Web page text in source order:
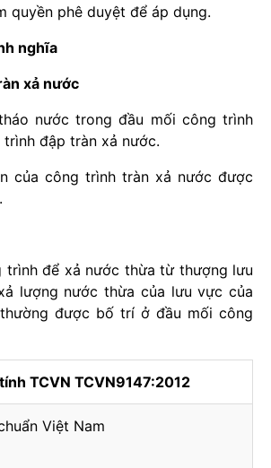
quyền phê duyệt để áp dụng.
nghĩa
xả nước
nước trong đầu mối công trình
đập tràn xả nước.
của công trình tràn xả nước được
trình để xả nước thừa từ thượng lưu
lượng nước thừa của lưu vực của
được bố trí ở đầu mối công
TCVN TCVN9147:2012
Việt Nam